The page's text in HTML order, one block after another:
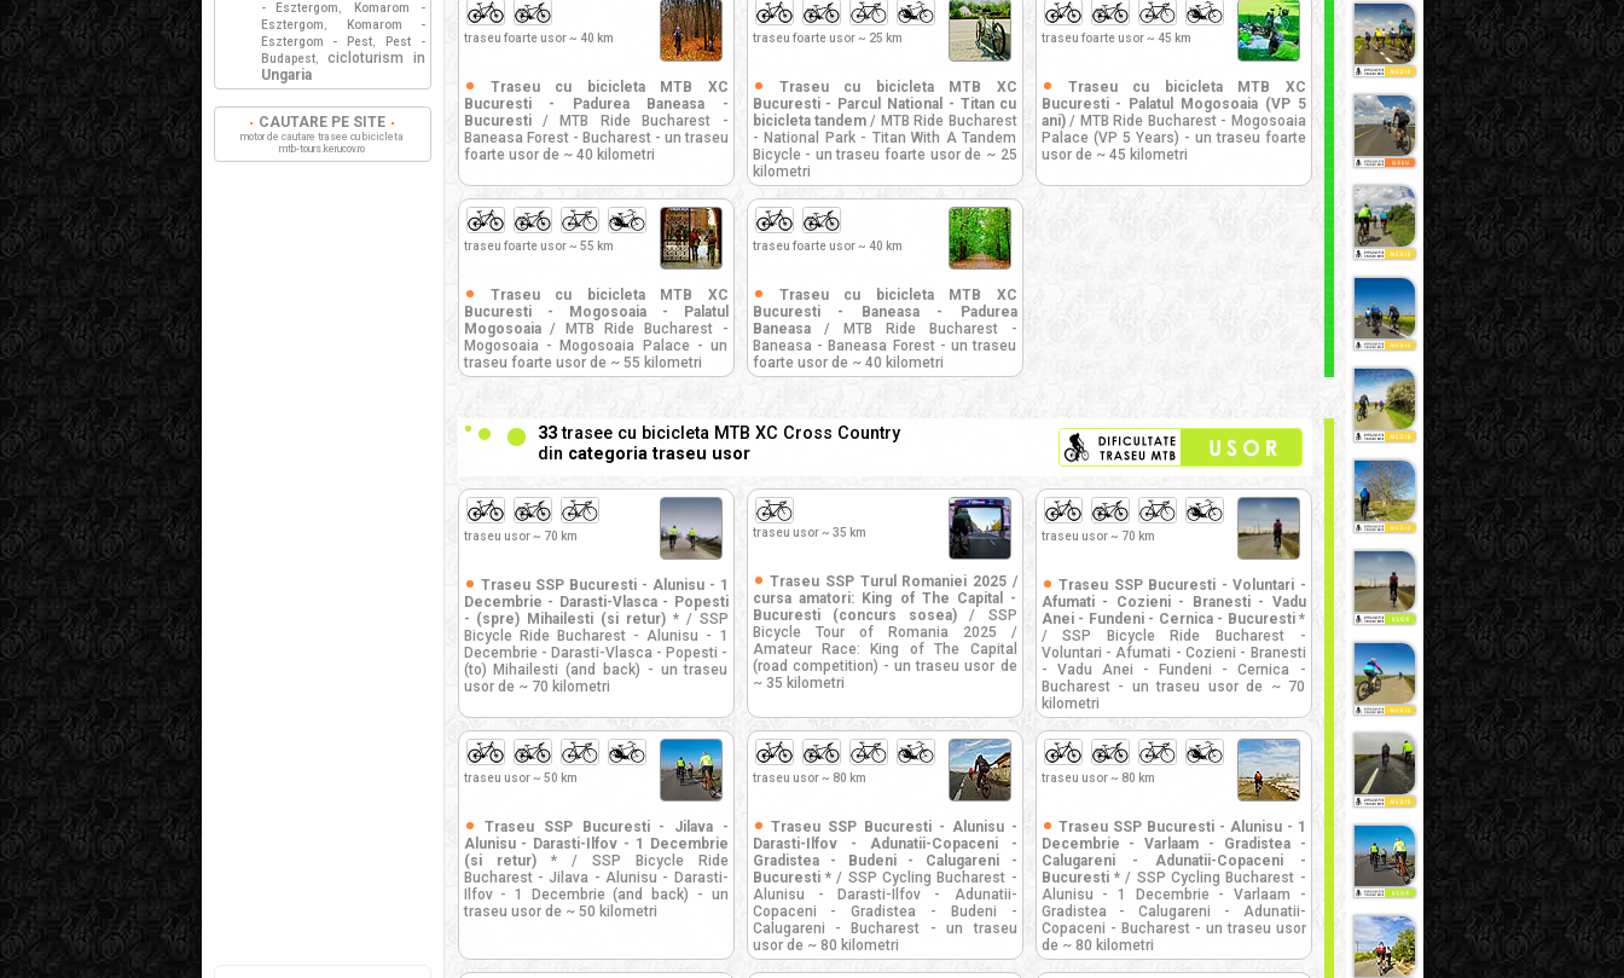
traseu foarte usor ~ 40 km
Traseu cu bicicleta MTB XC
Bucuresti - Padurea Baneasa -
Bucuresti/ MTB Ride Bucharest -
Baneasa Forest - Bucharest - un traseu
foarte usor de ~ 40 kilometri
traseu foarte usor ~ 25 km
Traseu cu bicicleta MTB XC
Bucuresti - Parcul National - Titan cu
bicicleta tandem/ MTB Ride Bucharest
- National Park - Titan With A Tandem
Bicycle - un traseu foarte usor de ~ 25
kilometri
traseu foarte usor ~ 45 km
Traseu cu bicicleta MTB XC
Bucuresti - Palatul Mogosoaia (VP 5
ani)/ MTB Ride Bucharest - Mogosoaia
Palace (VP 5 Years) - un traseu foarte
usor de ~ 45 kilometri
traseu foarte usor ~ 55 km
Traseu cu bicicleta MTB XC
Bucuresti - Mogosoaia - Palatul
Mogosoaia/ MTB Ride Bucharest -
Mogosoaia - Mogosoaia Palace - un
traseu foarte usor de ~ 55 kilometri
traseu foarte usor ~ 40 km
Traseu cu bicicleta MTB XC
Bucuresti - Baneasa - Padurea
Baneasa/ MTB Ride Bucharest -
Baneasa - Baneasa Forest - un traseu
foarte usor de ~ 40 kilometri
33trasee cu bicicleta MTB XC Cross Country
din categoria traseu usor
traseu usor ~ 70 km
Traseu SSP Bucuresti - Alunisu - 1
Decembrie - Darasti-Vlasca - Popesti
- (spre) Mihailesti (si retur) */ SSP
Bicycle Ride Bucharest - Alunisu - 1
Decembrie - Darasti-Vlasca - Popesti -
(to) Mihailesti (and back) - un traseu
usor de ~ 70 kilometri
traseu usor ~ 35 km
Traseu SSP Turul Romaniei 2025 /
cursa amatori: King of The Capital -
Bucuresti (concurs sosea) / SSP
Bicycle Tour of Romania 2025 /
Amateur Race: King of The Capital
(road competition) - un traseu usor de
~ 35 kilometri
traseu usor ~ 70 km
Traseu SSP Bucuresti - Voluntari -
Afumati - Cozieni - Branesti - Vadu
Anei - Fundeni - Cernica - Bucuresti *
/ SSP Bicycle Ride Bucharest -
Voluntari - Afumati - Cozieni - Branesti
- Vadu Anei - Fundeni - Cernica -
Bucharest - un traseu usor de ~ 70
kilometri
traseu usor ~ 50 km
Traseu SSP Bucuresti - Jilava -
Alunisu - Darasti-Ilfov - 1 Decembrie
(si retur) */ SSP Bicycle Ride
Bucharest - Jilava - Alunisu - Darasti-
Ilfov - 1 Decembrie (and back) - un
traseu usor de ~ 50 kilometri
traseu usor ~ 80 km
Traseu SSP Bucuresti - Alunisu -
Darasti-Ilfov - Adunatii-Copaceni -
Gradistea - Budeni - Calugareni -
Bucuresti */ SSP Cycling Bucharest -
Alunisu - Darasti-Ilfov - Adunatii-
Copaceni - Gradistea - Budeni -
Calugareni - Bucharest - un traseu
usor de ~ 80 kilometri
traseu usor ~ 80 km
Traseu SSP Bucuresti - Alunisu - 1
Decembrie - Varlaam - Gradistea -
Calugareni - Adunatii-Copaceni -
Bucuresti */ SSP Cycling Bucharest -
Alunisu - 1 Decembrie - Varlaam -
Gradistea - Calugareni - Adunatii-
Copaceni - Bucharest - un traseu usor
de ~ 80 kilometri
- Esztergom ,
Komarom -
Esztergom ,
Komarom -
Esztergom - Pest,
Pest -
Budapest,
cicloturism in
Ungaria
CAUTARE PE SITE
motor de cautare trasee cu bicicleta
mtb-tours.kerucov.ro